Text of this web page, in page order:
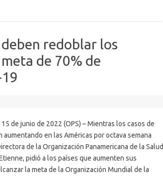
deben redoblar los
de 70% de
de junio de 2022 (OPS) – Mientras los casos de
aumentando en las Américas por octava semana
de la Organización Panamericana de la Salud
Etienne, pidió a los países que aumenten sus
la meta de la Organización Mundial de la